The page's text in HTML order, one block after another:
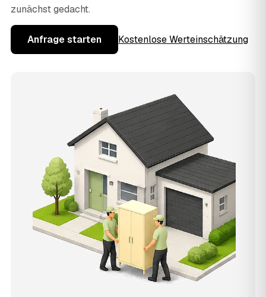
zunächst gedacht.
Anfrage starten Kostenlose Werteinschätzung